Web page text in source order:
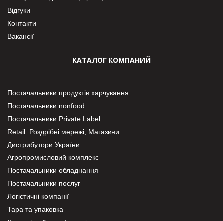
Відгуки
Контакти
Вакансії
КАТАЛОГ КОМПАНИЙ
Постачальники продуктів харчування
Постачальники nonfood
Постачальники Private Label
Retail. Роздрібні мережі, Магазини
Дистрибутори України
Агропромисловий комплекс
Постачальники обладнання
Постачальники послуг
Логістичні компанії
Тара та упаковка